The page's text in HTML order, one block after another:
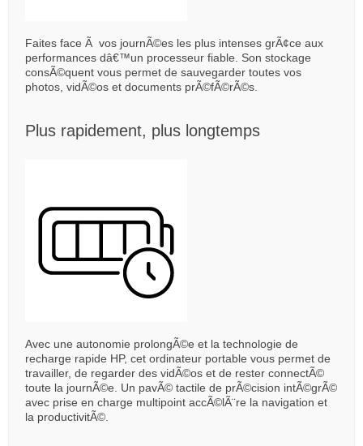
Faites face Ã vos journÃ©es les plus intenses grÃ¢ce aux
performances dâ€™un processeur fiable. Son stockage
consÃ©quent vous permet de sauvegarder toutes vos
photos, vidÃ©os et documents prÃ©fÃ©rÃ©s.
Plus rapidement, plus longtemps
Avec une autonomie prolongÃ©e et la technologie de
recharge rapide HP, cet ordinateur portable vous permet de
travailler, de regarder des vidÃ©os et de rester connectÃ©
toute la journÃ©e. Un pavÃ© tactile de prÃ©cision intÃ©grÃ©
avec prise en charge multipoint accÃ©lÃ¨re la navigation et
la productivitÃ©.